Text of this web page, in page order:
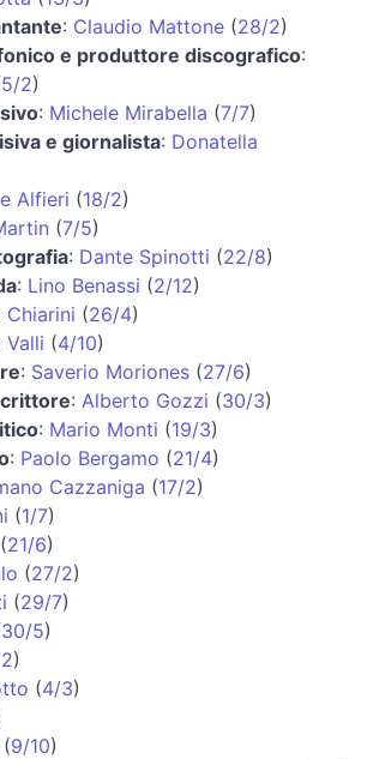
: Claudio Mattone (28/2)
e produttore discografico:
5/2)
: Michele Mirabella (7/7)
e giornalista: Donatella
Alfieri (18/2)
(7/5)
: Dante Spinotti (22/8)
: Lino Benassi (2/12)
Chiarini (26/4)
Valli (4/10)
: Saverio Moriones (27/6)
: Alberto Gozzi (30/3)
: Mario Monti (19/3)
: Paolo Bergamo (21/4)
Cazzaniga (17/2)
(1/7)
(21/6)
(27/2)
(29/7)
30/5)
)
(4/3)
(9/10)